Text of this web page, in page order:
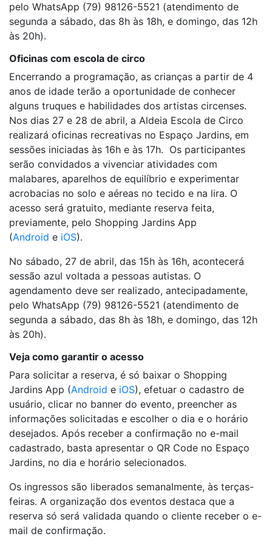
pelo WhatsApp (79) 98126-5521 (atendimento de
segunda a sábado, das 8h às 18h, e domingo, das 12h
às 20h).
Oficinas com escola de circo
Encerrando a programação, as crianças a partir de 4
anos de idade terão a oportunidade de conhecer
alguns truques e habilidades dos artistas circenses.
Nos dias 27 e 28 de abril, a Aldeia Escola de Circo
realizará oficinas recreativas no Espaço Jardins, em
sessões iniciadas às 16h e às 17h. Os participantes
serão convidados a vivenciar atividades com
malabares, aparelhos de equilíbrio e experimentar
acrobacias no solo e aéreas no tecido e na lira. O
acesso será gratuito, mediante reserva feita,
previamente, pelo Shopping Jardins App
(Android e iOS).
No sábado, 27 de abril, das 15h às 16h, acontecerá
sessão azul voltada a pessoas autistas. O
agendamento deve ser realizado, antecipadamente,
pelo WhatsApp (79) 98126-5521 (atendimento de
segunda a sábado, das 8h às 18h, e domingo, das 12h
às 20h).
Veja como garantir o acesso
Para solicitar a reserva, é só baixar o Shopping
Jardins App (Android e iOS), efetuar o cadastro de
usuário, clicar no banner do evento, preencher as
informações solicitadas e escolher o dia e o horário
desejados. Após receber a confirmação no e-mail
cadastrado, basta apresentar o QR Code no Espaço
Jardins, no dia e horário selecionados.
Os ingressos são liberados semanalmente, às terças-
feiras. A organização dos eventos destaca que a
reserva só será validada quando o cliente receber o e-
mail de confirmação.